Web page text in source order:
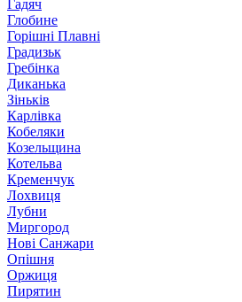
Гадяч
Глобине
Горішні Плавні
Градизьк
Гребінка
Диканька
Зіньків
Карлівка
Кобеляки
Козельщина
Котельва
Кременчук
Лохвиця
Лубни
Миргород
Нові Санжари
Опішня
Оржиця
Пирятин